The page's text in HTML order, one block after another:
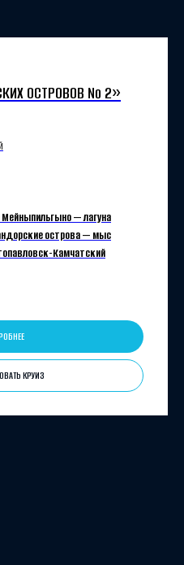
ОСТРОВОВ № 2»
— лагуна
острова — мыс
Камчатский
КРУИЗ